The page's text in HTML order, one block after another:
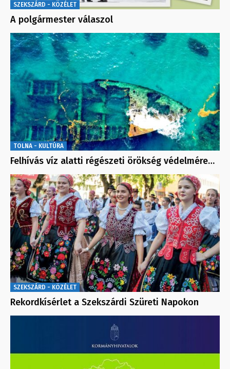
SZEKSZÁRD - KÖZÉLET
A polgármester válaszol
TOLNA - KULTÚRA
Felhívás víz alatti régészeti örökség védelmére…
SZEKSZÁRD - KÖZÉLET
Rekordkísérlet a Szekszárdi Szüreti Napokon